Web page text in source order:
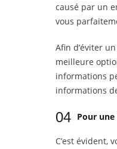
causé par un
vous
Afin d’éviter
meilleure
informations
informations
04 Pour
C’est évident,